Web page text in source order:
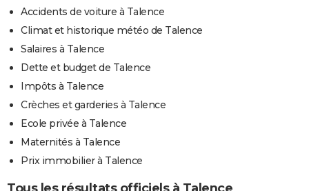
Accidents de voiture à Talence
Climat et historique météo de Talence
Salaires à Talence
Dette et budget de Talence
Impôts à Talence
Crèches et garderies à Talence
Ecole privée à Talence
Maternités à Talence
Prix immobilier à Talence